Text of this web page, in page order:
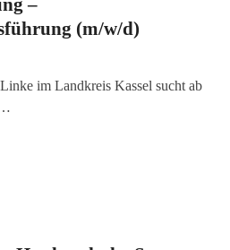
–
(m/w/d)
im Landkreis Kassel sucht ab
…